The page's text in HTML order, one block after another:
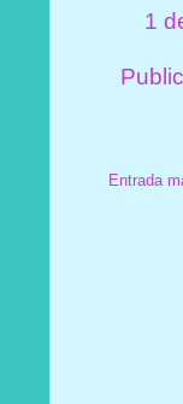
1
Entrada